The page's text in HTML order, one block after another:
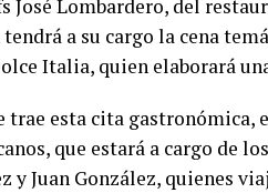
José Lombardero, del
a su cargo la cena
Italia, quien elaborará
trae esta cita gastronómica,
que estará a cargo de
y Juan González, quienes